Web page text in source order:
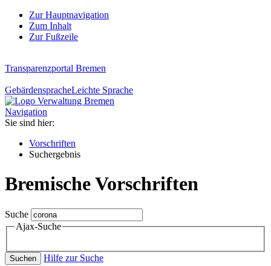
Zur Hauptnavigation
Zum Inhalt
Zur Fußzeile
Transparenzportal Bremen
GebärdenspracheLeichte Sprache
Navigation
Sie sind hier:
Vorschriften
Suchergebnis
Bremische Vorschriften
Suche
Ajax-Suche
Suchen Hilfe zur Suche